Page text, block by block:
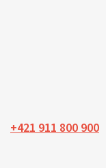
+421 911 800 900